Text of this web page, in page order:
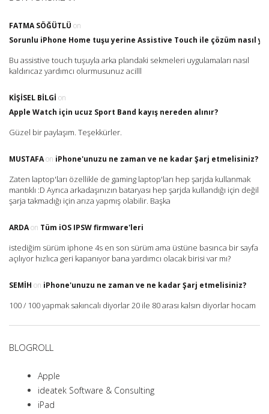
FATMA SÖĞÜTLÜ on
Sorunlu iPhone Home tuşu yerine Assistive Touch ile çözüm nasıl
Bu assistive touch tuşuyla arka plandaki sekmeleri uygulamaları nasıl
kaldırıcaz yardımcı olurmusunuz acilll
KIŞISEL BILGI on
Apple Watch için ucuz Sport Band kayış nereden alınır?
Güzel bir paylaşım. Teşekkürler.
MUSTAFAon iPhone'unuzu ne zaman ve ne kadar Şarj etmelisiniz?
Zaten laptop'ları özellikle de gaming laptop'ları hep şarjda kullanmak
mantıklı :D Ayrıca arkadaşınızın bataryası hep şarjda kullandığı için değil
şarja takmadığı için arıza yapmış olabilir. Başka
ARDAon Tüm iOS IPSW firmware'leri
istediğim sürüm iphone 4s en son sürüm ama üstüne basınca bir sayfa
açılıyor hızlıca geri kapanıyor bana yardımcı olacak birisi var mı?
SEMIH on iPhone'unuzu ne zaman ve ne kadar Şarj etmelisiniz?
100 / 100 yapmak sakıncalı diyorlar 20 ile 80 arası kalsın diyorlar hocam
BLOGROLL
Apple
ideatek Software & Consulting
iPad